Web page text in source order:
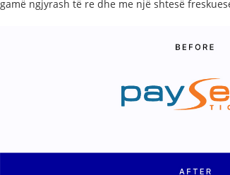
gamë ngjyrash të re dhe me një shtesë